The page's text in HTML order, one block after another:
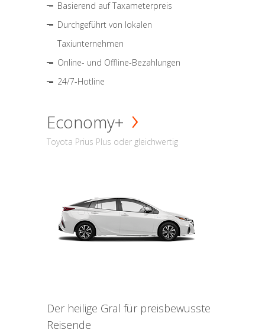
Basierend auf Taxameterpreis
Durchgeführt von lokalen
Taxiunternehmen
Online- und Offline-Bezahlungen
24/7-Hotline
Economy+
Toyota Prius Plus oder gleichwertig
Der heilige Gral für preisbewusste
Reisende